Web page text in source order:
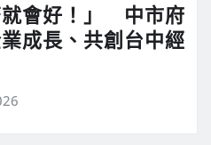
就會好！」 中市府
成長、共創台中經